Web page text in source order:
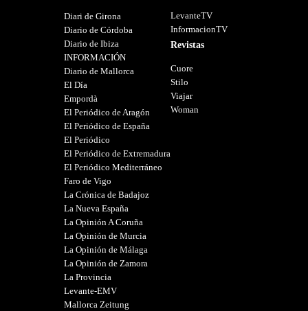
Diari de Girona
Diario de Córdoba
Diario de Ibiza
INFORMACIÓN
Diario de Mallorca
El Día
Empordà
El Periódico de Aragón
El Periódico de España
El Periódico
El Periódico de Extremadura
El Periódico Mediterráneo
Faro de Vigo
La Crónica de Badajoz
La Nueva España
La Opinión A Coruña
La Opinión de Murcia
La Opinión de Málaga
La Opinión de Zamora
La Provincia
Levante-EMV
Mallorca Zeitung
LevanteTV
InformacionTV
Revistas
Cuore
Stilo
Viajar
Woman